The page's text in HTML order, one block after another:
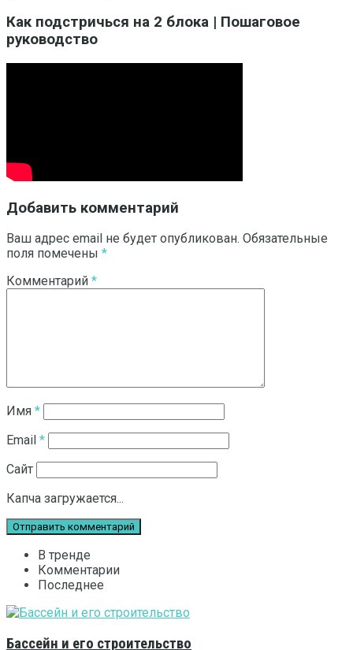
Как подстричься на 2 блока | Пошаговое
руководство
Добавить комментарий
Ваш адрес email не будет опубликован. Обязательные
поля помечены *
Комментарий *
Имя *
Email *
Сайт
Капча загружается...
В тренде
Комментарии
Последнее
Бассейн и его строительство